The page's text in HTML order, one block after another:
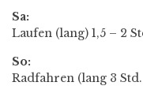
Sa:
Laufen (lang) 1,5 – 2
So:
Radfahren (lang 3